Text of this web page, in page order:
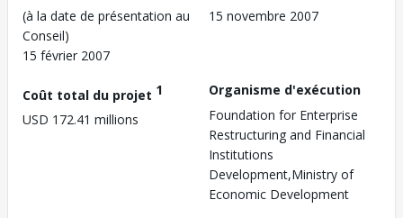
(à la date de présentation au
Conseil)
15 février 2007
15 novembre 2007
Coût total du projet 1
USD 172.41 millions
Organisme d'exécution
Foundation for Enterprise
Restructuring and Financial
Institutions
Development,Ministry of
Economic Development